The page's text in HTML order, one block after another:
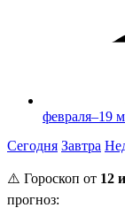
февраля–19
Сегодня Завтра
⚠️ Гороскоп от 12
прогноз: